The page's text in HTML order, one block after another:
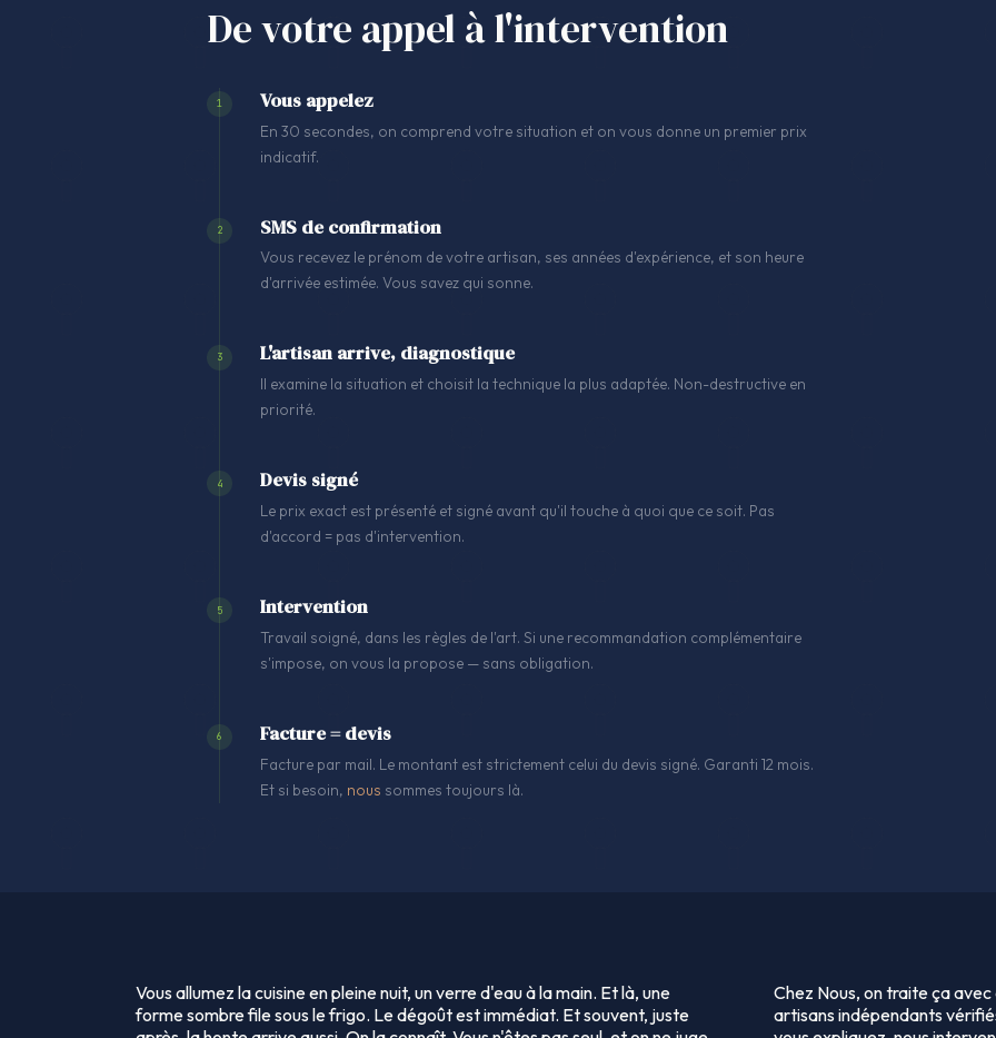
De votre appel à l'intervention
1 Vous appelez
En 30 secondes, on comprend votre situation et on vous donne un premier prix
indicatif.
2 SMS de confirmation
Vous recevez le prénom de votre artisan, ses années d'expérience, et son heure
d'arrivée estimée. Vous savez qui sonne.
3 L'artisan arrive, diagnostique
Il examine la situation et choisit la technique la plus adaptée. Non-destructive en
priorité.
4 Devis signé
Le prix exact est présenté et signé avant qu'il touche à quoi que ce soit. Pas
d'accord = pas d'intervention.
5 Intervention
Travail soigné, dans les règles de l'art. Si une recommandation complémentaire
s'impose, on vous la propose — sans obligation.
6 Facture = devis
Facture par mail. Le montant est strictement celui du devis signé. Garanti 12 mois.
Et si besoin, nous sommes toujours là.
Vous allumez la cuisine en pleine nuit, un verre d'eau à la main. Et là, une
forme sombre file sous le frigo. Le dégoût est immédiat. Et souvent, juste
Chez Nous, on traite ça
artisans indépendants